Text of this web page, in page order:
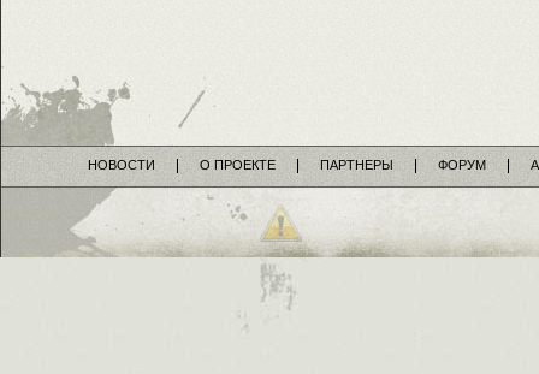
НОВОСТИ О ПРОЕКТЕ ПАРТНЕРЫ ФОРУМ